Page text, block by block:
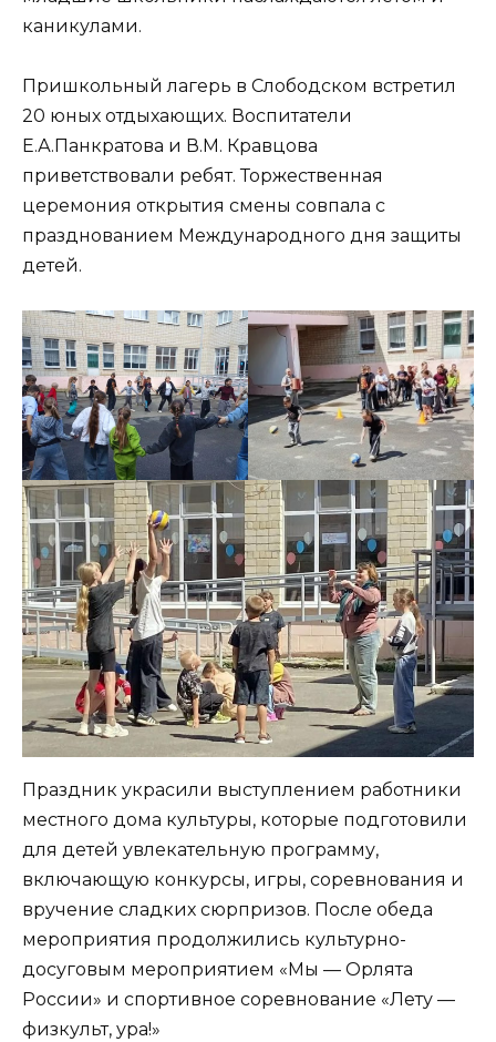
каникулами.
Пришкольный лагерь в Слободском встретил
20 юных отдыхающих. Воспитатели
Е.А.Панкратова и В.М. Кравцова
приветствовали ребят. Торжественная
церемония открытия смены совпала с
празднованием Международного дня защиты
детей.
Праздник украсили выступлением работники
местного дома культуры, которые подготовили
для детей увлекательную программу,
включающую конкурсы, игры, соревнования и
вручение сладких сюрпризов. После обеда
мероприятия продолжились культурно-
досуговым мероприятием «Мы — Орлята
России» и спортивное соревнование «Лету —
физкульт, ура!»